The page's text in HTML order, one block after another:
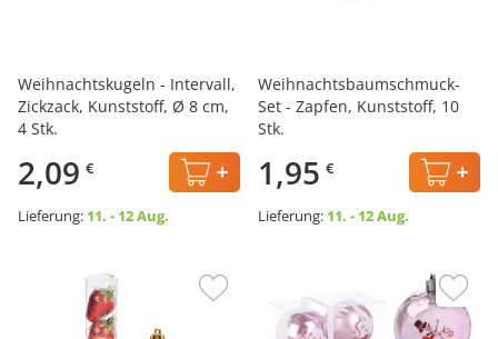
Weihnachtskugeln - Intervall,
Zickzack, Kunststoff, Ø 8 cm,
4 Stk.
2,09 €
Lieferung: 11. - 12 Aug.
Weihnachtsbaumschmuck-
Set - Zapfen, Kunststoff, 10
Stk.
1,95 €
Lieferung: 11. - 12 Aug.